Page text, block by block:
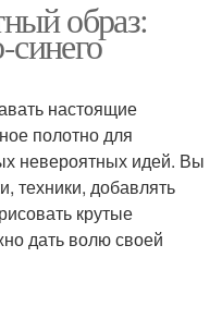
Маникюр в тон
Яркий маникюр
Маникюр для длинных
образ:
настоящие
полотно для
невероятных идей. Вы
техники, добавлять
крутые
дать волю своей